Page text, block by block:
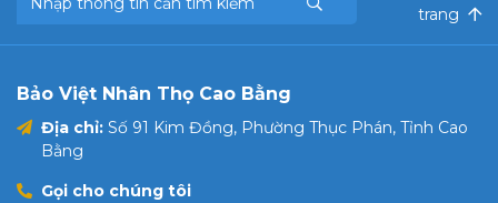
trang
Bảo Việt Nhân Thọ Cao Bằng
Địa chỉ: Số 91 Kim Đồng, Phường Thục Phán, Tỉnh Cao
Bằng
Gọi cho chúng tôi